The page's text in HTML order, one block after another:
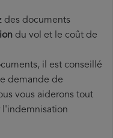
des documents
du vol et le coût de
il est conseillé
demande de
vous aiderons tout
l'indemnisation